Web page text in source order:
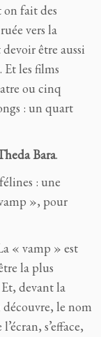
on fait des
vers la
être aussi
Et les films
ou cinq
: un quart
Bara.
: une
», pour
« vamp » est
la plus
devant la
découvre, le nom
s’efface,